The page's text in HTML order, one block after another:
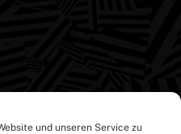
und unseren Service zu